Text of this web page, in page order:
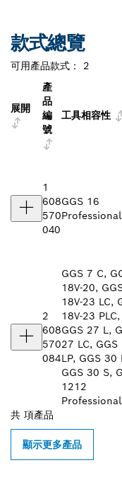
款式總覽
可用產品款式： 2
展開
產
品
編
號
工具相容性
1
608
570
040
GGS 16
Professional
2
608
570
084
GGS 7 C,
18V-20,
18V-23 LC,
18V-23 PLC,
GGS 27 L,
27 LC, GGS
LP, GGS 30
GGS 30 S,
1212
Professional
共 項產品
顯示更多產品